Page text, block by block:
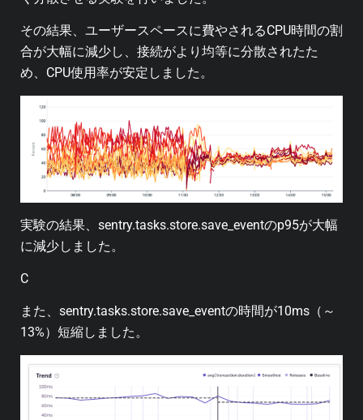
その結果、ユーザースペースに費やされるCPU時間の割
合が大幅に減少し、接続がより均等に分散されたた
め、CPU使用率が安定しました。
実験の結果、sentry.tasks.store.save_eventのp95が大幅
に減少しました。
C
また、sentry.tasks.store.save_eventの時間が10ms（～
13%）短縮しました。